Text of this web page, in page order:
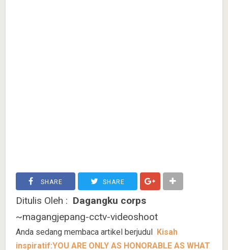
SHARE SHARE
Ditulis Oleh : Dagangku corps
~magangjepang-cctv-videoshoot
Anda sedang membaca artikel berjudul Kisah
inspiratif:YOU ARE ONLY AS HONORABLE AS WHAT